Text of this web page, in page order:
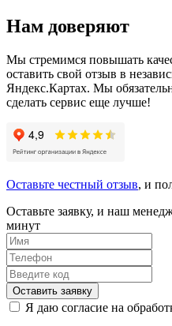
Нам доверяют
Мы стремимся повышать
оставить свой отзыв в
Яндекс.Картах. Мы
сделать сервис еще лучше!
Оставьте честный отзыв, и
Оставьте заявку, и наш
минут
Оставить заявку
Я даю согласие на